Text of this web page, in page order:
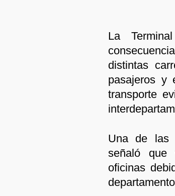
La
distintas
pasajeros y
transporte
Una de las
señaló que
oficinas